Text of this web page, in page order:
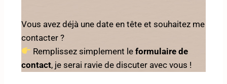
Vous avez déjà une date en tête et souhaitez me
contacter ?
Remplissez simplement leformulaire de
contact, je serai ravie de discuter avec vous !